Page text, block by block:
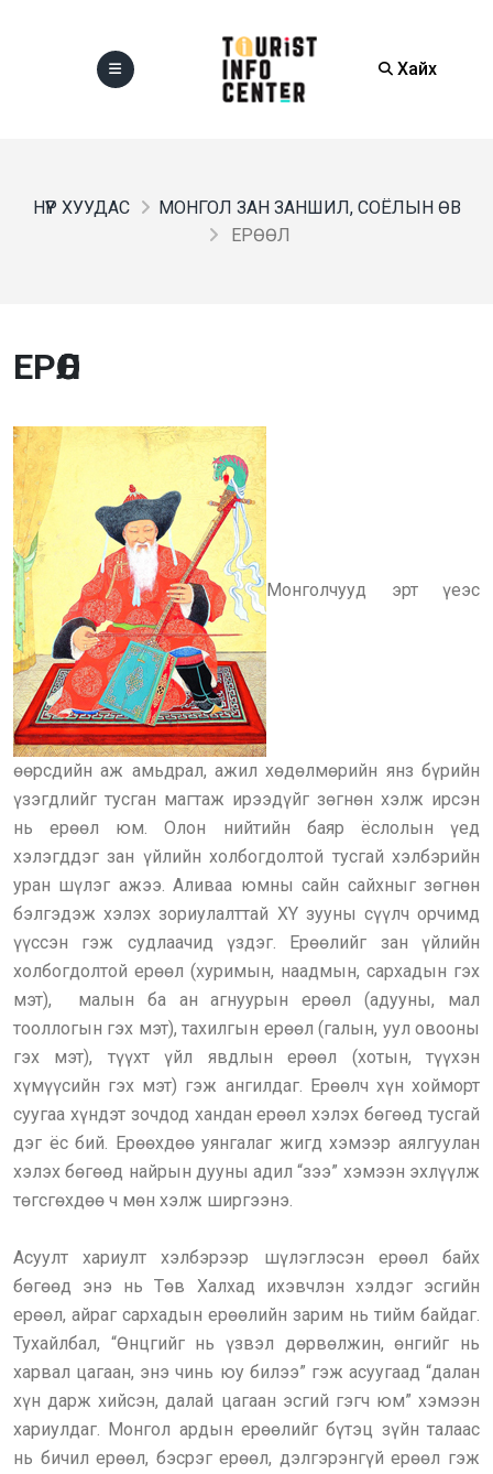
Хайх
НҮҮР ХУУДАС
МОНГОЛ ЗАН ЗАНШИЛ, СОЁЛЫН ӨВ
ЕРӨӨЛ
ЕРӨӨЛ
Монголчууд эрт үеэс
өөрсдийн аж амьдрал, ажил хөдөлмөрийн янз бүрийн
үзэгдлийг тусган магтаж ирээдүйг зөгнөн хэлж ирсэн
нь ерөөл юм. Олон нийтийн баяр ёслолын үед
хэлэгддэг зан үйлийн холбогдолтой тусгай хэлбэрийн
уран шүлэг ажээ. Аливаа юмны сайн сайхныг зөгнөн
бэлгэдэж хэлэх зориулалттай XY зууны сүүлч орчимд
үүссэн гэж судлаачид үздэг. Ерөөлийг зан үйлийн
холбогдолтой ерөөл (хуримын, наадмын, сархадын гэх
мэт), малын ба ан агнуурын ерөөл (адууны, мал
тооллогын гэх мэт), тахилгын ерөөл (галын, уул овооны
гэх мэт), түүхт үйл явдлын ерөөл (хотын, түүхэн
хүмүүсийн гэх мэт) гэж ангилдаг. Ерөөлч хүн хойморт
суугаа хүндэт зочдод хандан ерөөл хэлэх бөгөөд тусгай
дэг ёс бий. Ерөөхдөө уянгалаг жигд хэмээр аялгуулан
хэлэх бөгөөд найрын дууны адил “зээ” хэмээн эхлүүлж
төгсгөхдөө ч мөн хэлж ширгээнэ.
Асуулт хариулт хэлбэрээр шүлэглэсэн ерөөл байх
бөгөөд энэ нь Төв Халхад ихэвчлэн хэлдэг эсгийн
ерөөл, айраг сархадын ерөөлийн зарим нь тийм байдаг.
Тухайлбал, “Өнцгийг нь үзвэл дөрвөлжин, өнгийг нь
харвал цагаан, энэ чинь юу билээ” гэж асуугаад “далан
хүн дарж хийсэн, далай цагаан эсгий гэгч юм” хэмээн
хариулдаг. Монгол ардын ерөөлийг бүтэц зүйн талаас
нь бичил ерөөл, бэсрэг ерөөл, дэлгэрэнгүй ерөөл гэж